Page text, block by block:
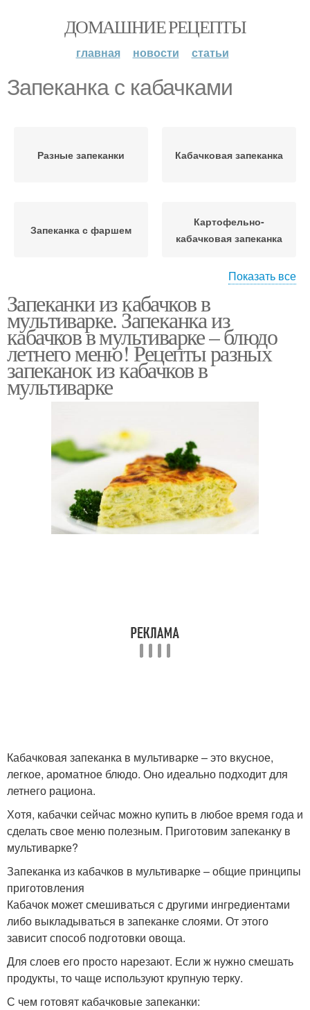
ДОМАШНИЕ РЕЦЕПТЫ
главная новости статьи
Запеканка с кабачками
Разные запеканки Кабачковая запеканка
Запеканка с фаршем
Картофельно-
кабачковая запеканка
мультиварке
Простая запеканка
Вкусная запеканка Запеканка с сыром
Диетическая запеканка Кабачки в духовке
Кабачки с фаршем
Фаршированные
кабачки
Запеченные кабачки
Показать все
Запеканки из кабачков в
мультиварке. Запеканка из
кабачков в мультиварке – блюдо
летнего меню! Рецепты разных
запеканок из кабачков в
мультиварке
Кабачковая запеканка в мультиварке – это вкусное,
легкое, ароматное блюдо. Оно идеально подходит для
летнего рациона.
Хотя, кабачки сейчас можно купить в любое время года и
сделать свое меню полезным. Приготовим запеканку в
мультиварке?
Запеканка из кабачков в мультиварке – общие принципы
приготовления
Кабачок может смешиваться с другими ингредиентами
либо выкладываться в запеканке слоями. От этого
зависит способ подготовки овоща.
Для слоев его просто нарезают. Если ж нужно смешать
продукты, то чаще используют крупную терку.
С чем готовят кабачковые запеканки: